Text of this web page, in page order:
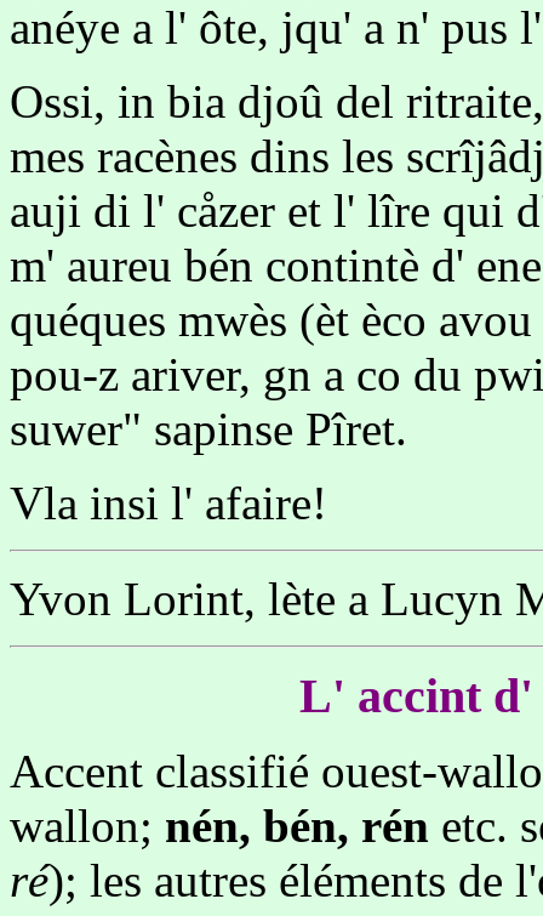
anéye a l' ôte, jqu' a n' pus
Ossi, in bia djoû del
mes racènes dins les
auji di l' cåzer et l' lîre qui
m' aureu bén contintè d'
quéques mwès (èt èco
pou-z ariver, gn a co du
suwer" sapinse Pîret.
Vla insi l' afaire!
Yvon Lorint, lète a Lucyn
L' accint d'
Accent classifié ouest-
wallon; nén, bén, rén etc.
ré); les autres éléments de